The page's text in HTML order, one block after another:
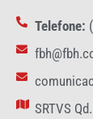
Telefone:
SRTVS